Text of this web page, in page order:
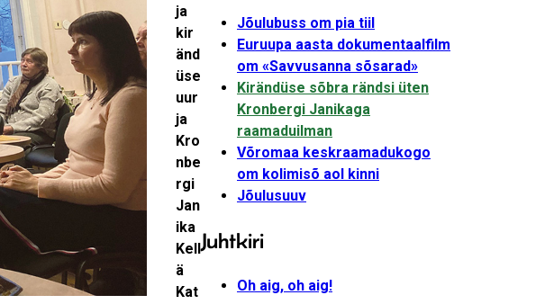
ja
kir
änd
üse
uur
ja
Kro
nbe
rgi
Jan
ika
Kell
ä
Kat
Jõulubuss om pia tiil
Euruupa aasta dokumentaalfilm
om «Savvusanna sõsarad»
Kirändüse sõbra rändsi üten
Kronbergi Janikaga
raamaduilman
Võromaa keskraamadukogo
om kolimisõ aol kinni
Jõulusuuv
Juhtkiri
Oh aig, oh aig!